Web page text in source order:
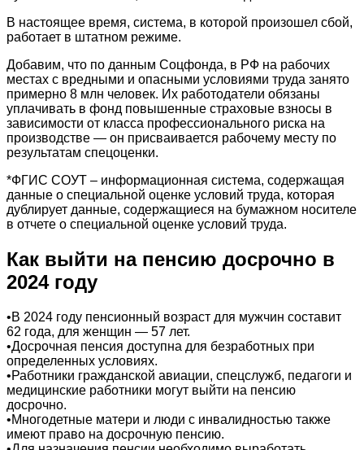
В настоящее время, система, в которой произошел сбой,
работает в штатном режиме.
Добавим, что по данным Соцфонда, в РФ на рабочих
местах с вредными и опасными условиями труда занято
примерно 8 млн человек. Их работодатели обязаны
уплачивать в фонд повышенные страховые взносы в
зависимости от класса профессионального риска на
производстве — он присваивается рабочему месту по
результатам спецоценки.
*ФГИС СОУТ – информационная система, содержащая
данные о специальной оценке условий труда, которая
дублирует данные, содержащиеся на бумажном носителе
в отчете о специальной оценке условий труда.
Как выйти на пенсию досрочно в
2024 году
•В 2024 году пенсионный возраст для мужчин составит
62 года, для женщин — 57 лет.
•Досрочная пенсия доступна для безработных при
определенных условиях.
•Работники гражданской авиации, спецслужб, педагоги и
медицинские работники могут выйти на пенсию
досрочно.
•Многодетные матери и люди с инвалидностью также
имеют право на досрочную пенсию.